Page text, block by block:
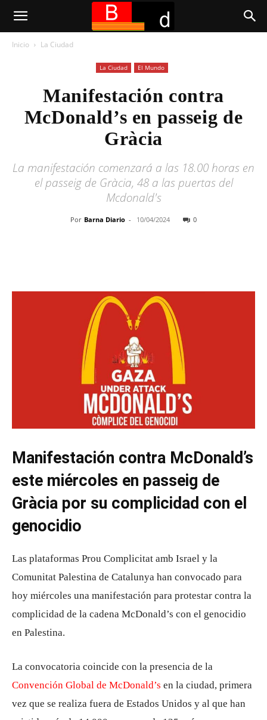
Inicio La Ciudad
La Ciudad El Mundo
Manifestación contra
McDonald’s en passeig de
Gràcia
La manifestación comenzará a las 18.00 horas en
el passeig de Gràcia, 48 a las puertas del
Mcdonald's
Por Barna Diario - 10/04/2024 0
Manifestación contra McDonald’s
este miércoles en passeig de
Gràcia por su complicidad con el
genocidio
Las plataformas Prou Complicitat amb Israel y la
Comunitat Palestina de Catalunya han convocado para
hoy miércoles una manifestación para protestar contra la
complicidad de la cadena McDonald’s con el genocidio
en Palestina.
La convocatoria coincide con la presencia de la
Convención Global de McDonald’s en la ciudad, primera
vez que se realiza fuera de Estados Unidos y al que han